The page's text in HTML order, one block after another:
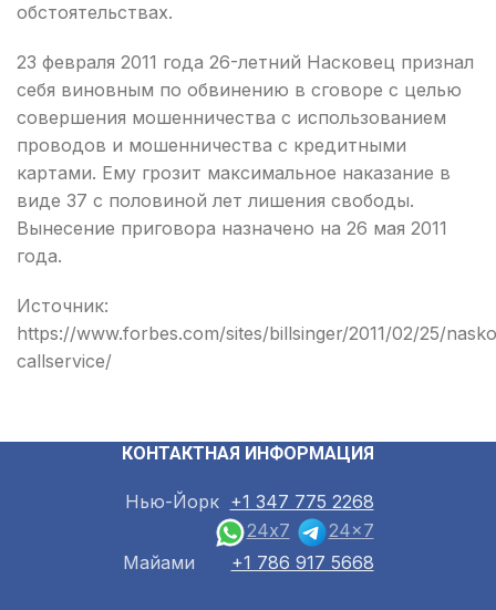
обстоятельствах.
23 февраля 2011 года 26-летний Насковец признал
себя виновным по обвинению в сговоре с целью
совершения мошенничества с использованием
проводов и мошенничества с кредитными
картами. Ему грозит максимальное наказание в
виде 37 с половиной лет лишения свободы.
Вынесение приговора назначено на 26 мая 2011
года.
Источник:
https://www.forbes.com/sites/billsinger/2011/02/25/
callservice/
КОНТАКТНАЯ ИНФОРМАЦИЯ
Нью-Йорк +1 347 775 2268
24x7
24x7
Майами
+1 786 917 5668